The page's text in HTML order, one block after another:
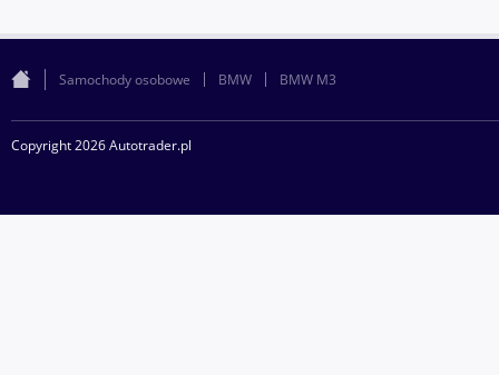
Samochody osobowe BMW BMW M3
Copyright 2026 Autotrader.pl